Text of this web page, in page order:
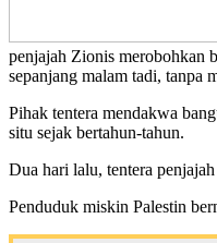
penjajah Zionis merobohkan
sepanjang malam tadi, tanpa
Pihak tentera mendakwa
situ sejak bertahun-tahun.
Dua hari lalu, tentera
Penduduk miskin Palestin